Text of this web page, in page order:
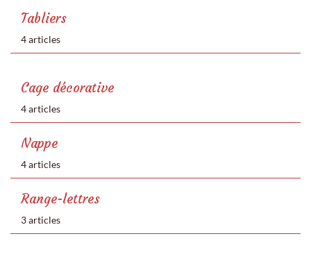
Tabliers
4 articles
Cage décorative
4 articles
Nappe
4 articles
Range-lettres
3 articles